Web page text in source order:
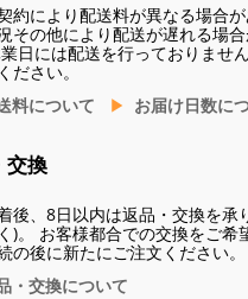
約により配送料が異なる場合が
その他により配送が遅れる場合
日には配送を行っておりませ
ださい。
料について
お届け日数に
交換
後、8日以内は返品・交換を承
)。 お客様都合での交換をご希
の後に新たにご注文ください。
・交換について